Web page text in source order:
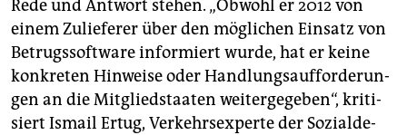
Rede und Ant­wort ste­hen. „Ob­wohl er 2012 von
einem Zu­lie­fe­rer über den mög­li­chen Ein­satz von
Be­trugs­soft­ware in­for­miert wurde, hat er keine
kon­kre­ten Hin­wei­se oder Hand­lungs­auf­for­de­run­
gen an die Mit­glied­staa­ten wei­ter­ge­ge­ben“, kri­ti­
siert Is­mail Ertug, Ver­kehrs­ex­per­te der So­zi­al­de­